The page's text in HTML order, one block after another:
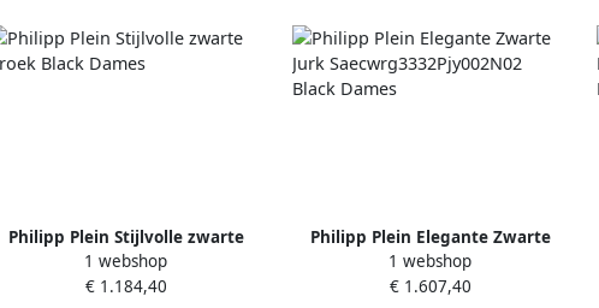
Philipp Plein Stijlvolle zwarte
broek Black Dames
1 webshop
€ 1.184,40
Philipp Plein Elegante Zwarte
Jurk Saecwrg3332Pjy002N02
Black Dames
1 webshop
€ 1.607,40